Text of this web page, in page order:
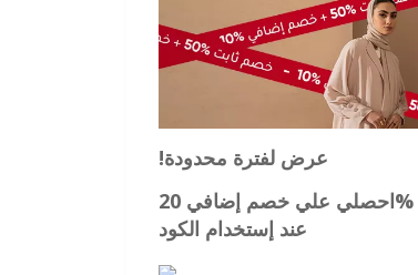
!عرض لفترة محدودة
احصلي علي خصم إضافي 20%
عند إستخدام الكود